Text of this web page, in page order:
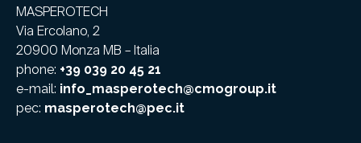
MASPEROTECH
Via Ercolano, 2
20900 Monza MB – Italia
phone: +39 039 20 45 21
e-mail: info_masperotech@cmogroup.it
pec: masperotech@pec.it